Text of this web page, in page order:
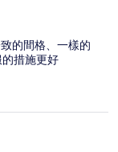
的間格、一樣的
措施更好